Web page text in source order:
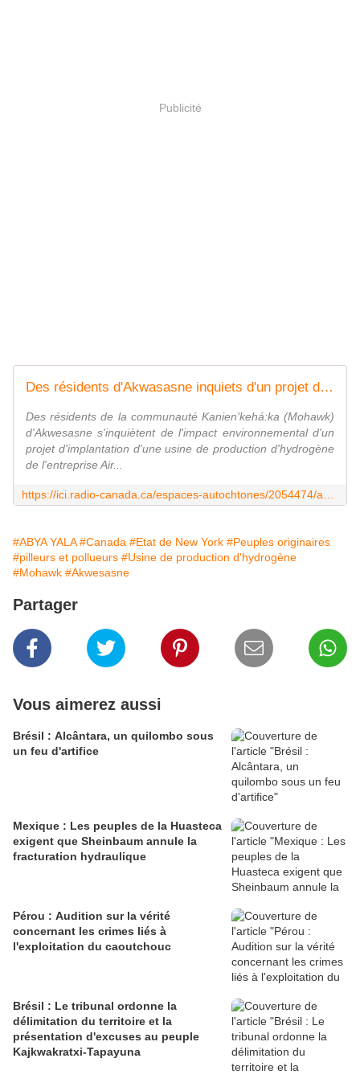
Publicité
Des résidents d'Akwasasne inquiets d'un projet d'usine d'hydrogène dans l'État de New York
Des résidents de la communauté Kanien'kehá:ka (Mohawk)
d'Akwesasne s'inquiètent de l'impact environnemental d'un
projet d'implantation d'une usine de production d'hydrogène
de l'entreprise Air...
#ABYA YALA #Canada #Etat de New York #Peuples originaires
#pilleurs et pollueurs #Usine de production d'hydrogène
#Mohawk #Akwesasne
Partager
Vous aimerez aussi
Brésil : Alcântara, un quilombo sous
un feu d'artifice
Mexique : Les peuples de la Huasteca
exigent que Sheinbaum annule la
fracturation hydraulique
Pérou : Audition sur la vérité
concernant les crimes liés à
l'exploitation du caoutchouc
Brésil : Le tribunal ordonne la
délimitation du territoire et la
présentation d'excuses au peuple
Kajkwakratxi-Tapayuna